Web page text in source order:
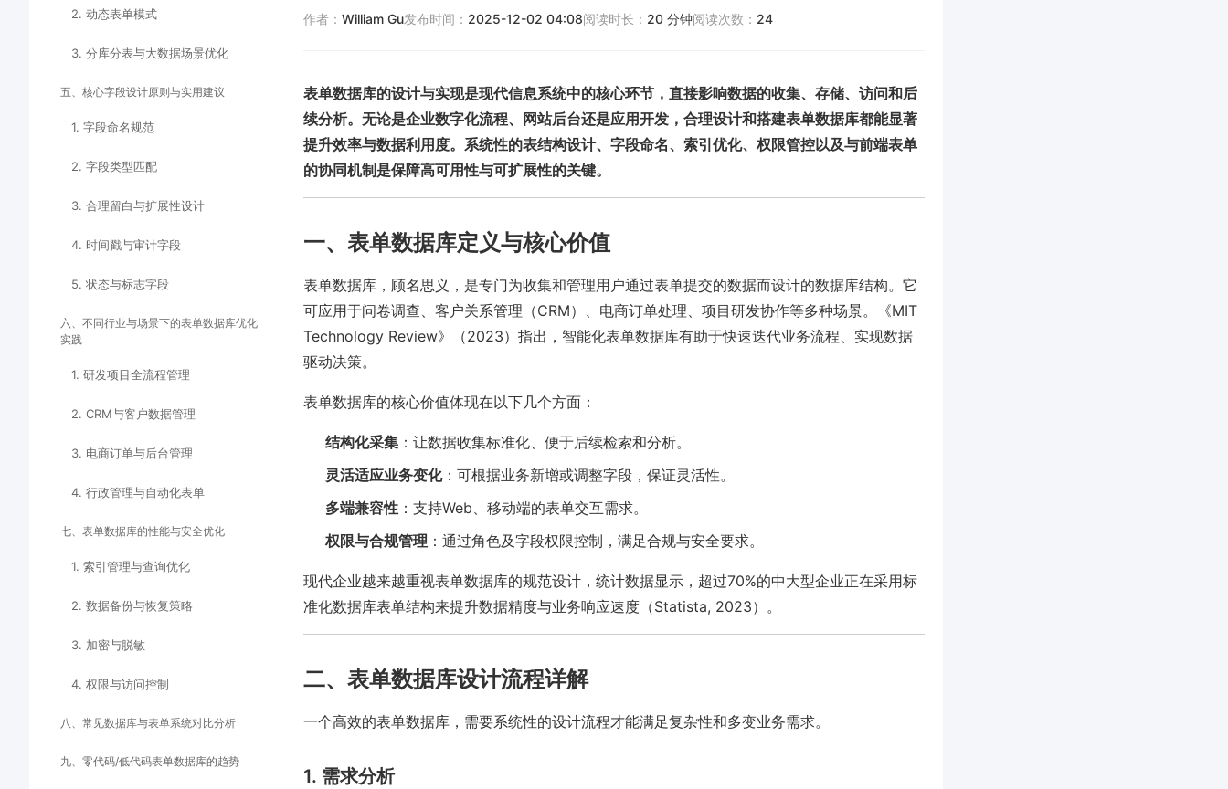
2. 动态表单模式
3. 分库分表与大数据场景优化
五、核心字段设计原则与实用建议
1. 字段命名规范
2. 字段类型匹配
3. 合理留白与扩展性设计
4. 时间戳与审计字段
5. 状态与标志字段
六、不同行业与场景下的表单数据库优化
实践
1. 研发项目全流程管理
2. CRM与客户数据管理
3. 电商订单与后台管理
4. 行政管理与自动化表单
七、表单数据库的性能与安全优化
1. 索引管理与查询优化
2. 数据备份与恢复策略
3. 加密与脱敏
4. 权限与访问控制
八、常见数据库与表单系统对比分析
九、零代码/低代码表单数据库的趋势
作者： William Gu发布时间： 2025-12-02 04:08阅读时长： 20 分钟阅读次数： 24
表单数据库的设计与实现是现代信息系统中的核心环节，直接影响数据的收集、存储、访问和后
续分析。无论是企业数字化流程、网站后台还是应用开发，合理设计和搭建表单数据库都能显著
提升效率与数据利用度。系统性的表结构设计、字段命名、索引优化、权限管控以及与前端表单
的协同机制是保障高可用性与可扩展性的关键。
一、表单数据库定义与核心价值
表单数据库，顾名思义，是专门为收集和管理用户通过表单提交的数据而设计的数据库结构。它
可应用于问卷调查、客户关系管理（CRM）、电商订单处理、项目研发协作等多种场景。《MIT
Technology Review》（2023）指出，智能化表单数据库有助于快速迭代业务流程、实现数据
驱动决策。
表单数据库的核心价值体现在以下几个方面：
结构化采集 ：让数据收集标准化、便于后续检索和分析。
灵活适应业务变化：可根据业务新增或调整字段，保证灵活性。
多端兼容性 ：支持Web、移动端的表单交互需求。
权限与合规管理 ：通过角色及字段权限控制，满足合规与安全要求。
现代企业越来越重视表单数据库的规范设计，统计数据显示，超过70%的中大型企业正在采用标
准化数据库表单结构来提升数据精度与业务响应速度（Statista, 2023）。
二、表单数据库设计流程详解
一个高效的表单数据库，需要系统性的设计流程才能满足复杂性和多变业务需求。
1. 需求分析